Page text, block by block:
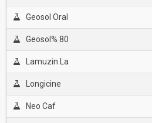
Geosol Oral
Geosol% 80
Lamuzin La
Longicine
Neo Caf